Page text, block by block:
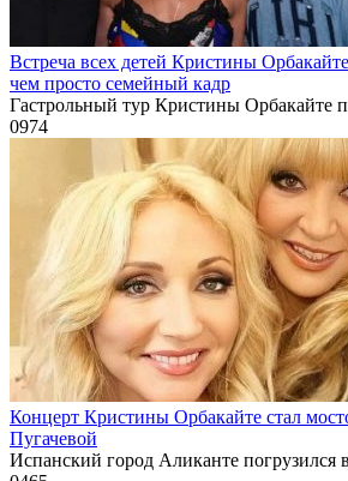
Встреча всех детей Кристины
чем просто семейный кадр
Гастрольный тур Кристины Орбакайте
0974
Концерт Кристины Орбакайте стал
Пугачевой
Испанский город Аликанте погрузился